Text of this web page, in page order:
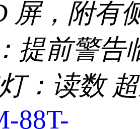
屏，附有
提前警告
：读数